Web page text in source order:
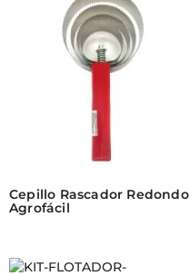
Cepillo Rascador Redondo
Agrofácil